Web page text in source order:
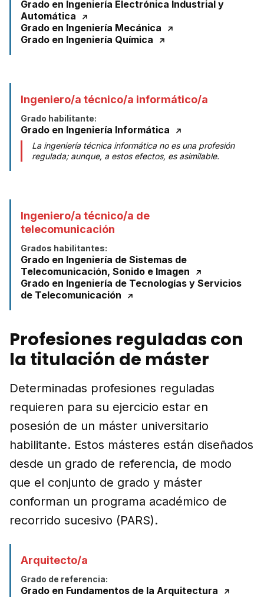
Grado en Ingeniería Electrónica Industrial y
Automática
Grado en Ingeniería Mecánica
Grado en Ingeniería Química
Ingeniero/a técnico/a informático/a
Grado habilitante:
Grado en Ingeniería Informática
La ingeniería técnica informática no es una profesión
regulada; aunque, a estos efectos, es asimilable.
Ingeniero/a técnico/a de
telecomunicación
Grados habilitantes:
Grado en Ingeniería de Sistemas de
Telecomunicación, Sonido e Imagen
Grado en Ingeniería de Tecnologías y Servicios
de Telecomunicación
Profesiones reguladas con
la titulación de máster
Determinadas profesiones reguladas
requieren para su ejercicio estar en
posesión de un máster universitario
habilitante. Estos másteres están diseñados
desde un grado de referencia, de modo
que el conjunto de grado y máster
conforman un programa académico de
recorrido sucesivo (PARS).
Arquitecto/a
Grado de referencia:
Grado en Fundamentos de la Arquitectura